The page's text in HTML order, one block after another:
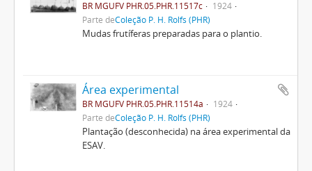
BR MGUFV PHR.05.PHR.11517c
1924
Parte deColeção P. H. Rolfs (PHR)
Mudas frutíferas preparadas para o plantio.
Área experimental
BR MGUFV PHR.05.PHR.11514a
1924
Parte deColeção P. H. Rolfs (PHR)
Plantação (desconhecida) na área experimental da
ESAV.